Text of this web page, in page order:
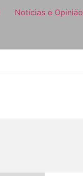
Notícias e Opinião